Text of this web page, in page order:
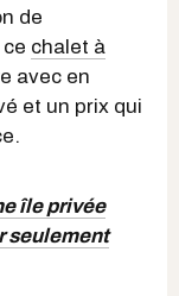
de
chalet à
avec en
et un prix qui
île privée
seulement